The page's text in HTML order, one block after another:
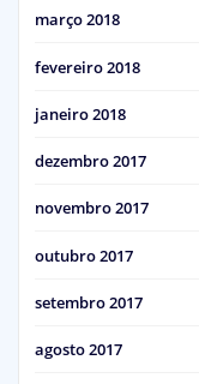
março 2018
fevereiro 2018
janeiro 2018
dezembro 2017
novembro 2017
outubro 2017
setembro 2017
agosto 2017